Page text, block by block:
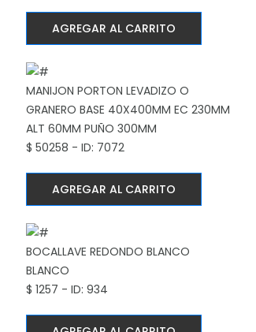
AGREGAR AL CARRITO
MANIJON PORTON LEVADIZO O
GRANERO BASE 40X400MM EC 230MM
ALT 60MM PUÑO 300MM
$ 50258 - ID: 7072
AGREGAR AL CARRITO
BOCALLAVE REDONDO BLANCO
BLANCO
$ 1257 - ID: 934